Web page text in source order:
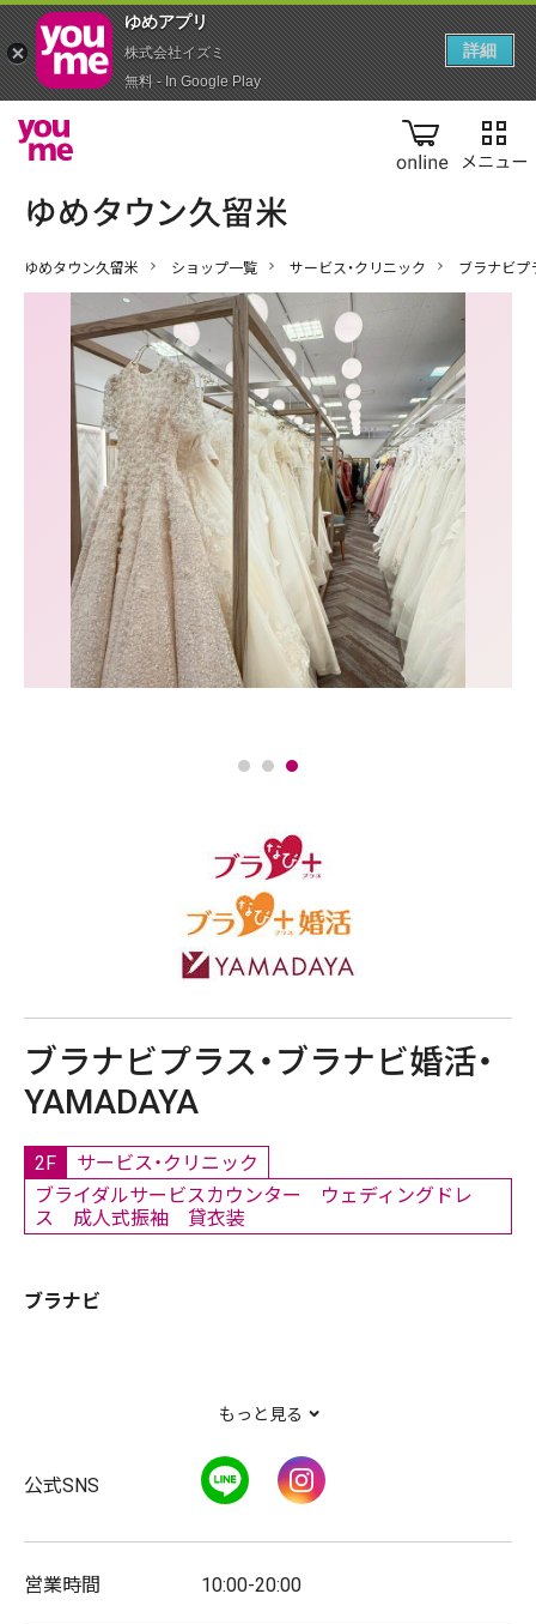
online
ゆめタウン久留米 ショップ一覧 サービス・クリニック ブラナビプ
ブラナビプラス・ブラナビ婚活・
YAMADAYA
2F
サービス・クリニック
ブライダルサービスカウンター ウェディングドレ
ス 成人式振袖 貸衣装
ブラナビ
岡での式場探しは、ブラナビにお任せください。ホテル・
ゲストハウス・レストランなど、多彩な選択肢の中から、
おふたりのご希望に沿った式場をご提案いたします。少
人数婚やフォトウェディング、リゾートウェディングのご
相談もすべて無料。中立的な立場で、納得できる式場選び
もっと見る
公式SNS LINE
営業時間 10:00-20:00
ゆめアプ‪リ‬
株式会社イズミ
無料 - In Google Play
詳細